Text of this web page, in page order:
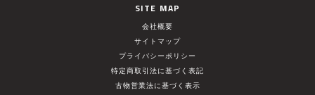
SITE MAP
会社概要
サイトマップ
プライバシーポリシー
特定商取引法に基づく表記
古物営業法に基づく表示